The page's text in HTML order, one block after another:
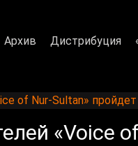
Архив Дистрибуция
of Nur-Sultan»
«Voice